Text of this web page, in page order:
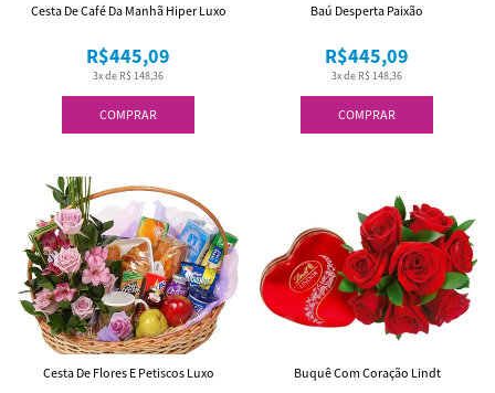
COMPRAR
3x de R$ 148,36
R$445,09
Cesta De Café Da Manhã Hiper Luxo
COMPRAR
3x de R$ 148,36
R$445,09
Baú Desperta Paixão
Cesta De Flores E Petiscos Luxo Buquê Com Coração Lindt